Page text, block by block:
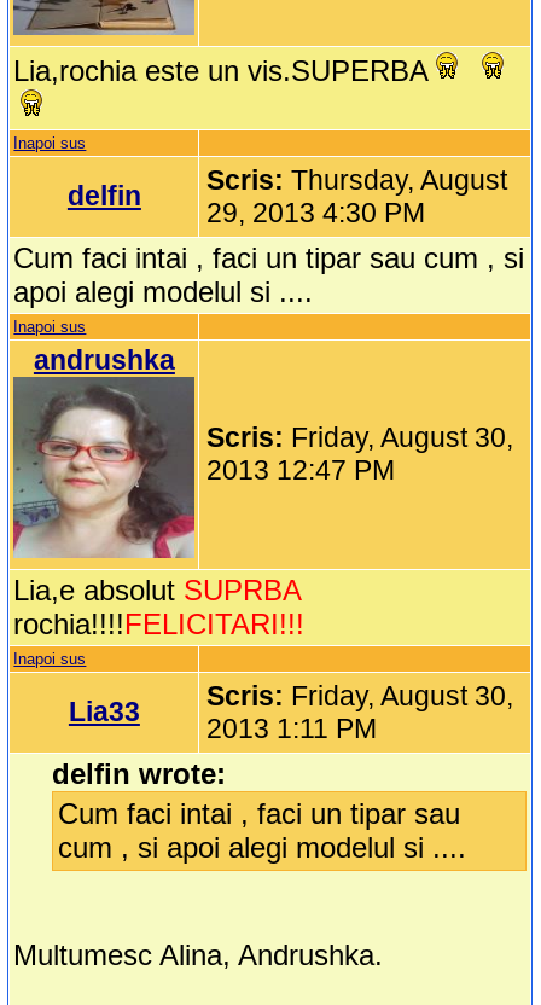
Lia,rochia este un vis.SUPERBA
Inapoi sus
delfin Scris:Thursday, August
29, 2013 4:30 PM
Cum faci intai , faci un tipar sau cum , si
apoi alegi modelul si ....
Inapoi sus
andrushka
Scris: Friday, August 30,
2013 12:47 PM
Lia,e absolut SUPRBA
rochia!!!!FELICITARI!!!
Inapoi sus
Lia33 Scris: Friday, August 30,
2013 1:11 PM
delfin wrote:
Cum faci intai , faci un tipar sau
cum , si apoi alegi modelul si ....
Multumesc Alina, Andrushka.